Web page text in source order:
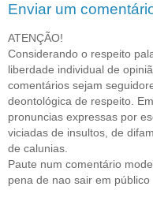
Enviar um
ATENÇÃO!
Considerando o respeito
liberdade individual de
comentários sejam
deontológica de respeito.
pronuncias expressas por
viciadas de insultos, de
de calunias.
Paute num comentário
pena de nao sair em público